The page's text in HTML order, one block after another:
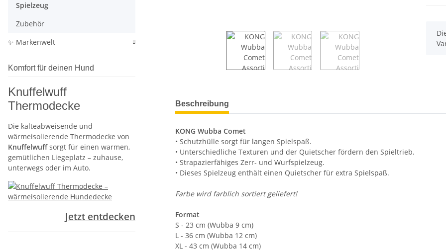
x
weitere Registerkarten anzeigen
Beschreibung
KONG Wubba Comet
• Schutzhülle sorgt für langen Spielspaß.
• Unterschiedliche Texturen und der Quietscher fördern den Spieltrieb.
• Strapazierfähiges Zerr- und Wurfspielzeug.
• Dieses Spielzeug enthält einen Quietscher für extra Spielspaß.
Farbe wird farblich sortiert geliefert!
Format
S - 23 cm (Wubba 9 cm)
L - 36 cm (Wubba 12 cm)
XL - 43 cm (Wubba 14 cm)
Spielzeug
Zubehör
✨ Markenwelt
Komfort für deinen Hund
Knuffelwuff
Thermodecke
Die kälteabweisende und
wärmeisolierende Thermodecke von
Knuffelwuffsorgt für einen warmen,
gemütlichen Liegeplatz – zuhause,
unterwegs oder im Auto.
Jetzt entdecken